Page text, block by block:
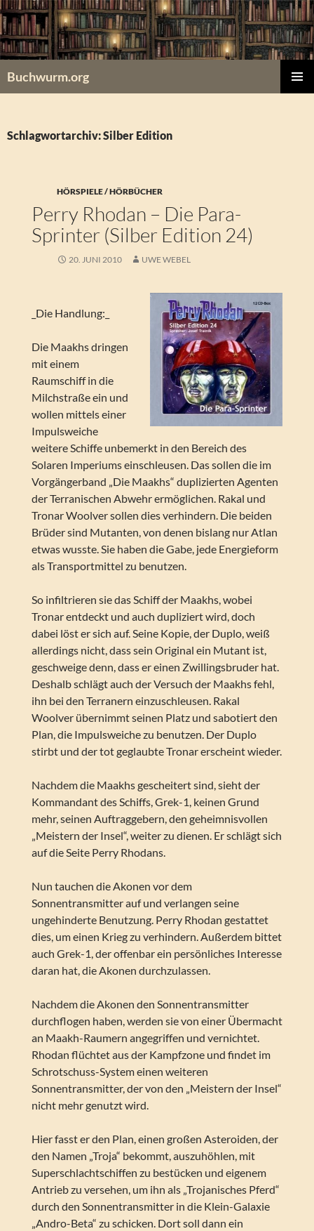
Zum
Inhalt
springen
Buchwurm.org
Schlagwortarchiv: Silber Edition
HÖRSPIELE / HÖRBÜCHER
Perry Rhodan – Die Para-
Sprinter (Silber Edition 24)
20. JUNI 2010 UWE WEBEL
_Die Handlung:_
Die Maakhs dringen
mit einem
Raumschiff in die
Milchstraße ein und
wollen mittels einer
Impulsweiche
weitere Schiffe unbemerkt in den Bereich des
Solaren Imperiums einschleusen. Das sollen die im
Vorgängerband „Die Maakhs“ duplizierten Agenten
der Terranischen Abwehr ermöglichen. Rakal und
Tronar Woolver sollen dies verhindern. Die beiden
Brüder sind Mutanten, von denen bislang nur Atlan
etwas wusste. Sie haben die Gabe, jede Energieform
als Transportmittel zu benutzen.
So infiltrieren sie das Schiff der Maakhs, wobei
Tronar entdeckt und auch dupliziert wird, doch
dabei löst er sich auf. Seine Kopie, der Duplo, weiß
allerdings nicht, dass sein Original ein Mutant ist,
geschweige denn, dass er einen Zwillingsbruder hat.
Deshalb schlägt auch der Versuch der Maakhs fehl,
ihn bei den Terranern einzuschleusen. Rakal
Woolver übernimmt seinen Platz und sabotiert den
Plan, die Impulsweiche zu benutzen. Der Duplo
stirbt und der tot geglaubte Tronar erscheint wieder.
Nachdem die Maakhs gescheitert sind, sieht der
Kommandant des Schiffs, Grek-1, keinen Grund
mehr, seinen Auftraggebern, den geheimnisvollen
„Meistern der Insel“, weiter zu dienen. Er schlägt sich
auf die Seite Perry Rhodans.
Nun tauchen die Akonen vor dem
Sonnentransmitter auf und verlangen seine
ungehinderte Benutzung. Perry Rhodan gestattet
dies, um einen Krieg zu verhindern. Außerdem bittet
auch Grek-1, der offenbar ein persönliches Interesse
daran hat, die Akonen durchzulassen.
Nachdem die Akonen den Sonnentransmitter
durchflogen haben, werden sie von einer Übermacht
an Maakh-Raumern angegriffen und vernichtet.
Rhodan flüchtet aus der Kampfzone und findet im
Schrotschuss-System einen weiteren
Sonnentransmitter, der von den „Meistern der Insel“
nicht mehr genutzt wird.
Hier fasst er den Plan, einen großen Asteroiden, der
den Namen „Troja“ bekommt, auszuhöhlen, mit
Superschlachtschiffen zu bestücken und eigenem
Antrieb zu versehen, um ihn als „Trojanisches Pferd“
durch den Sonnentransmitter in die Klein-Galaxie
„Andro-Beta“ zu schicken. Dort soll dann ein